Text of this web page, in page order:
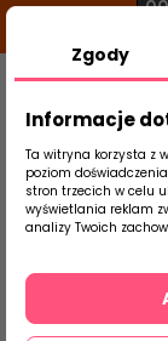
00
Strona
Zgody
Informacje
Ta witryna korzysta z
poziom
stron trzecich w celu
wyświetlania reklam
analizy Twoich